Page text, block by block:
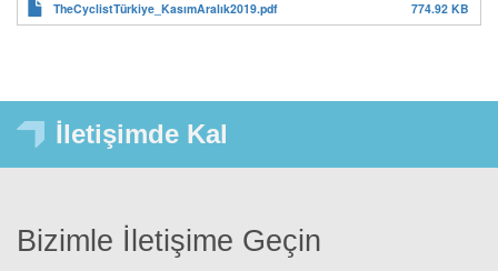
TheCyclistTürkiye_KasımAralık2019.pdf 774.92 KB
İletişimde Kal
Bizimle İletişime Geçin